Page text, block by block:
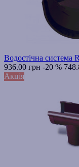
Водостічна система
936.00 грн -20 %
Акція